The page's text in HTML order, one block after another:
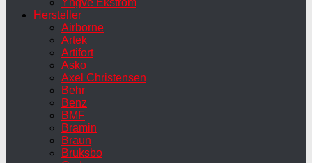
Hersteller
Airborne
Artek
Artifort
Asko
Axel Christensen
Behr
Benz
BMF
Bramin
Braun
Bruksbo